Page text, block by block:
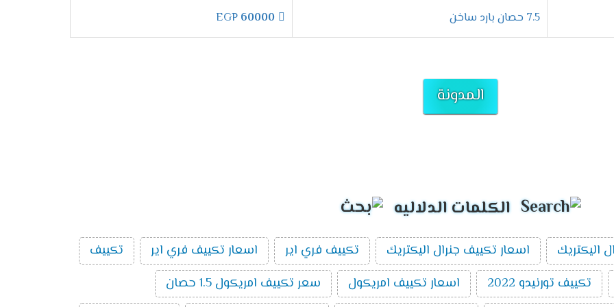
لنا بشكل أفضل .
التى تكون مختلفة فى الجهاز لأنها تعمل على توفير أفضل درجة من التبريد فى يمين ويسار الغرفه لتوفير افضل درجة
7.5 حصان بارد ساخن 60000
المدونة
الكلمات الدلاليه
اليكتريك اسعار تكييف جنرال اليكتريك تكييف فري اير اسعار تكييف فري اير
تكييف
تكييف تورنيدو 2022 اسعار تكييف امريكول
سعر تكييف امريكول 1.5 حصان